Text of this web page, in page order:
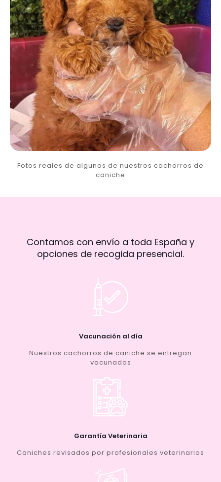
Fotos reales de algunos de nuestros cachorros de
caniche
Contamos con envío a toda España y
opciones de recogida presencial.
Vacunación al día
Nuestros cachorros de caniche se entregan
vacunados
Garantía Veterinaria
Caniches revisados por profesionales veterinarios